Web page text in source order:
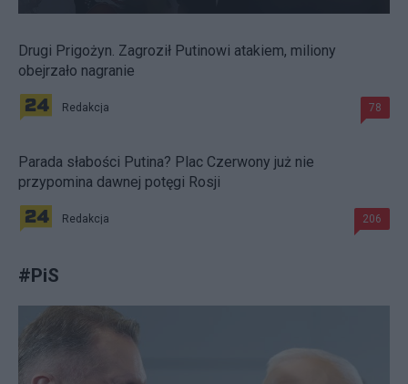
Drugi Prigożyn. Zagroził Putinowi atakiem, miliony
obejrzało nagranie
Redakcja 78
Parada słabości Putina? Plac Czerwony już nie
przypomina dawnej potęgi Rosji
Redakcja 206
#PiS